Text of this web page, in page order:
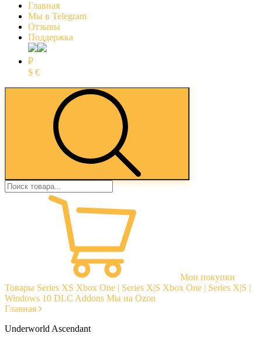
Главная
Мы в Telegram
Отзывы
Поддержка
₽
$ €
Мои покупки
Товары Series XS Xbox One | Series X|S Xbox One | Series X|S |
Windows 10 DLC Addons Мы на Ozon
Главная
Underworld Ascendant